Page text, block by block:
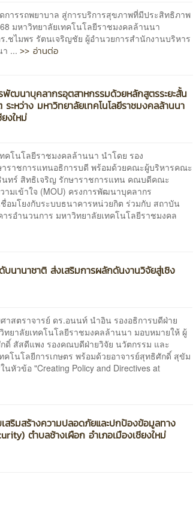
ารรถพยาบาล สู่การบริการสุขภาพที่มีประสิทธิภาพ
ทยาลัยเทคโนโลยีราชมงคลล้านนา
.ชไมพร รัตนเจริญชัย ผู้อำนวยการสำนักงานบริหาร
า ...>> อ่านต่อ
พัฒนาบุคลากรอุตสาหกรรมด้วยหลักสูตรระยะสั้น
ะหว่าง มหาวิทยาลัยเทคโนโลยีราชมงคลล้านนา
งใหม่
โนโลยีราชมงคลล้านนา นำโดย รอง
าราชการแทนอธิการบดี พร้อมด้วยคณะผู้บริหารคณะ
นทร์ สิทธิเจริญ รักษาราชการแทน คณบดีคณะ
มเข้าใจ (MOU) ครงการพัฒนาบุคลากร
อมโยงกับระบบธนาคารหน่วยกิต ร่วมกับ สถาบัน
รอำนวนการ มหาวิทยาลัยเทคโนโลยีราชมงคล
บนานาชาติ ส่งเสริมการผลักดันงานวิจัยสู่เชิง
าสตราจารย์ ดร.อนนท์ นำอิน รองอธิการบดีฝ่าย
ยาลัยเทคโนโลยีราชมงคลล้านนา มอบหมายให้ ผู้
ดิ์ สัสดีแพง รองคณบดีฝ่ายวิจัย นวัตกรรม และ
โนโลยีการเกษตร พร้อมด้วยอาจารย์สุทธิศักดิ์ สุขัม
หัวข้อ "Creating Policy and Directives at
สริมสร้างความปลอดภัยและปกป้องข้อมูลทาง
ตำบลช้างเผือก อำเภอเมืองเชียงใหม่